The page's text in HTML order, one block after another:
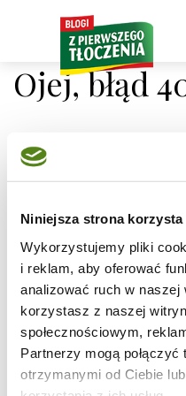
Niniejsza strona
Wykorzystujemy pliki
i reklam, aby oferować
analizować ruch w
korzystasz z naszej
społecznościowym,
Partnerzy mogą
otrzymanymi od Ciebie
Ojej, błąd
odnaleźć
szukasz.
Adres, który próbujesz
jest obecnie niedostępny.
Sprawdź pisownię